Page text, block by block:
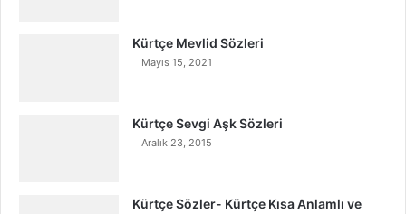
Kürtçe Mevlid Sözleri
Mayıs 15, 2021
Kürtçe Sevgi Aşk Sözleri
Aralık 23, 2015
Kürtçe Sözler- Kürtçe Kısa Anlamlı ve